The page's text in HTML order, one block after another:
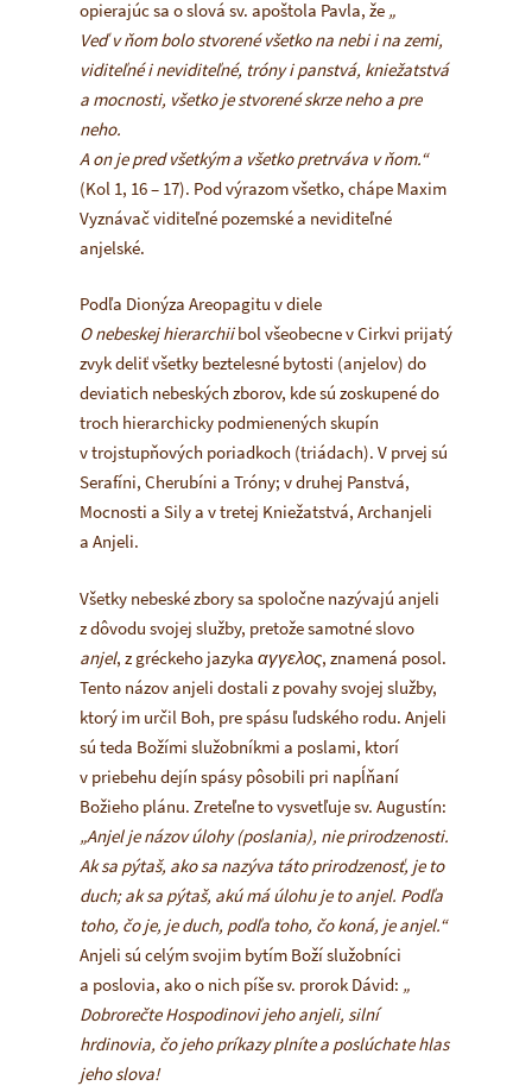
opierajúc sa o slová sv. apoštola Pavla, že „
Veď v ňom bolo stvorené všetko na nebi i na zemi,
viditeľné i neviditeľné, tróny i panstvá, kniežatstvá
a mocnosti, všetko je stvorené skrze neho a pre
neho.
A on je pred všetkým a všetko pretrváva v ňom.“
(Kol 1, 16 – 17). Pod výrazom všetko, chápe Maxim
Vyznávač viditeľné pozemské a neviditeľné
anjelské.
Podľa Dionýza Areopagitu v diele
O nebeskej hierarchiibol všeobecne v Cirkvi prijatý
zvyk deliť všetky beztelesné bytosti (anjelov) do
deviatich nebeských zborov, kde sú zoskupené do
troch hierarchicky podmienených skupín
v trojstupňových poriadkoch (triádach). V prvej sú
Serafíni, Cherubíni a Tróny; v druhej Panstvá,
Mocnosti a Sily a v tretej Kniežatstvá, Archanjeli
a Anjeli.
Všetky nebeské zbory sa spoločne nazývajú anjeli
z dôvodu svojej služby, pretože samotné slovo
anjel, z gréckeho jazyka αγγελος, znamená posol.
Tento názov anjeli dostali z povahy svojej služby,
ktorý im určil Boh, pre spásu ľudského rodu. Anjeli
sú teda Božími služobníkmi a poslami, ktorí
v priebehu dejín spásy pôsobili pri napĺňaní
Božieho plánu. Zreteľne to vysvetľuje sv. Augustín:
„Anjel je názov úlohy (poslania), nie prirodzenosti.
Ak sa pýtaš, ako sa nazýva táto prirodzenosť, je to
duch; ak sa pýtaš, akú má úlohu je to anjel. Podľa
toho, čo je, je duch, podľa toho, čo koná, je anjel.“
Anjeli sú celým svojim bytím Boží služobníci
a poslovia, ako o nich píše sv. prorok Dávid: „
Dobrorečte Hospodinovi jeho anjeli, silní
hrdinovia, čo jeho príkazy plníte a poslúchate hlas
jeho slova!